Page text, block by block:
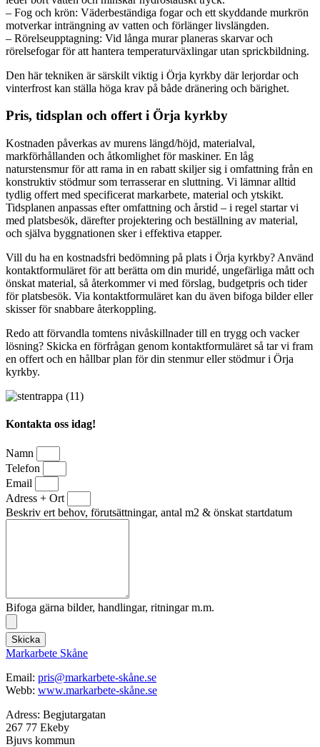
– Fog och krön: Väderbeständiga fogar och ett skyddande murkrön
motverkar inträngning av vatten och förlänger livslängden.
– Rörelseupptagning: Vid långa murar planeras skarvar och
rörelsefogar för att hantera temperaturväxlingar utan sprickbildning.
Den här tekniken är särskilt viktig i Örja kyrkby där lerjordar och
vinterfrost kan ställa höga krav på både dränering och bärighet.
Pris, tidsplan och offert i Örja kyrkby
Kostnaden påverkas av murens längd/höjd, materialval,
markförhållanden och åtkomlighet för maskiner. En låg
naturstensmur för att rama in en rabatt skiljer sig i omfattning från en
konstruktiv stödmur som terrasserar en sluttning. Vi lämnar alltid
tydlig offert med specificerat markarbete, material och ytskikt.
Tidsplanen anpassas efter omfattning och årstid – i regel startar vi
med platsbesök, därefter projektering och beställning av material,
och själva byggnationen sker i effektiva etapper.
Vill du ha en kostnadsfri bedömning på plats i Örja kyrkby? Använd
kontaktformuläret för att berätta om din muridé, ungefärliga mått och
önskat material, så återkommer vi med förslag, budgetpris och tider
för platsbesök. Via kontaktformuläret kan du även bifoga bilder eller
skisser för snabbare återkoppling.
Redo att förvandla tomtens nivåskillnader till en trygg och vacker
lösning? Skicka en förfrågan genom kontaktformuläret så tar vi fram
en offert och en hållbar plan för din stenmur eller stödmur i Örja
kyrkby.
Kontakta oss idag!
Namn
Telefon
Email
Adress + Ort
Beskriv ert behov, förutsättningar, antal m2 & önskat startdatum
Bifoga gärna bilder, handlingar, ritningar m.m.
Skicka
Markarbete Skåne
Email: pris@markarbete-skåne.se
Webb: www.markarbete-skåne.se
Adress: Begjutargatan
267 77 Ekeby
Bjuvs kommun